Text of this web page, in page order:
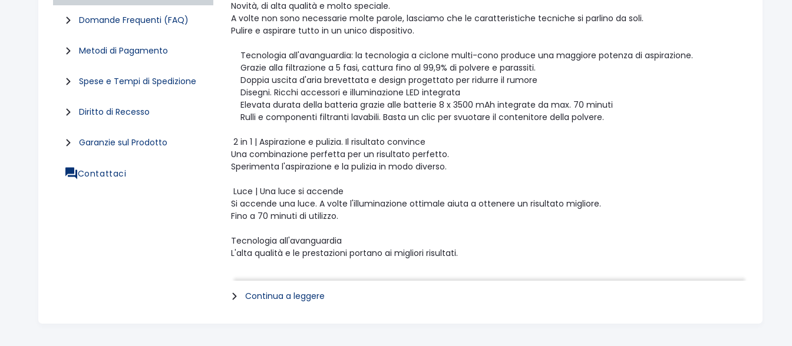
Domande Frequenti (FAQ)
Metodi di Pagamento
Spese e Tempi di Spedizione
Diritto di Recesso
Garanzie sul Prodotto
Contattaci
Novità, di alta qualità e molto speciale.
A volte non sono necessarie molte parole, lasciamo che le caratteristiche tecniche si parlino da soli.
Pulire e aspirare tutto in un unico dispositivo.
Tecnologia all'avanguardia: la tecnologia a ciclone multi-cono produce una maggiore potenza di aspirazione.
Grazie alla filtrazione a 5 fasi, cattura fino al 99,9% di polvere e parassiti.
Doppia uscita d'aria brevettata e design progettato per ridurre il rumore
Disegni. Ricchi accessori e illuminazione LED integrata
Elevata durata della batteria grazie alle batterie 8 x 3500 mAh integrate da max. 70 minuti
Rulli e componenti filtranti lavabili. Basta un clic per svuotare il contenitore della polvere.
2 in 1 | Aspirazione e pulizia. Il risultato convince
Una combinazione perfetta per un risultato perfetto.
Sperimenta l'aspirazione e la pulizia in modo diverso.
Luce | Una luce si accende
Si accende una luce. A volte l'illuminazione ottimale aiuta a ottenere un risultato migliore.
Fino a 70 minuti di utilizzo.
Tecnologia all'avanguardia
L'alta qualità e le prestazioni portano ai migliori risultati.
Accessori | Molto ampio
Adatto per quasi tutti i tipi di utilizzo, grazie alle spazzole motorizzate per i principali settori di applicazione, come la pulizia del
materasso, la pulizia del pavimento e l'aspirazione. E molto altro ancora.
Continua a leggere